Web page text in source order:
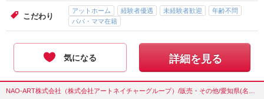
こだわり
アットホーム 経験者優遇 未経験者歓迎
年齢不問
パパ・ママ在籍
気になる 詳細を見る